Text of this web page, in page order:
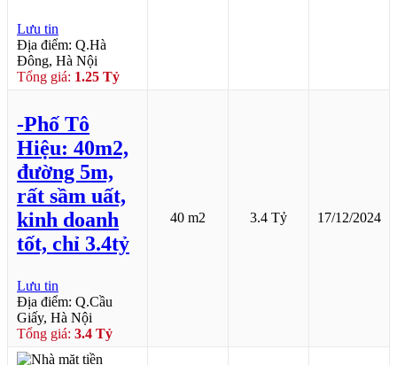
Lưu tin
Địa điểm: Q.Hà
Đông, Hà Nội
Tổng giá: 1.25 Tỷ
-Phố Tô
Hiệu: 40m2,
đường 5m,
rất sầm uất,
kinh doanh
tốt, chỉ 3.4tỷ
Lưu tin
Địa điểm: Q.Cầu
Giấy, Hà Nội
Tổng giá: 3.4 Tỷ
40 m2 3.4 Tỷ 17/12/2024